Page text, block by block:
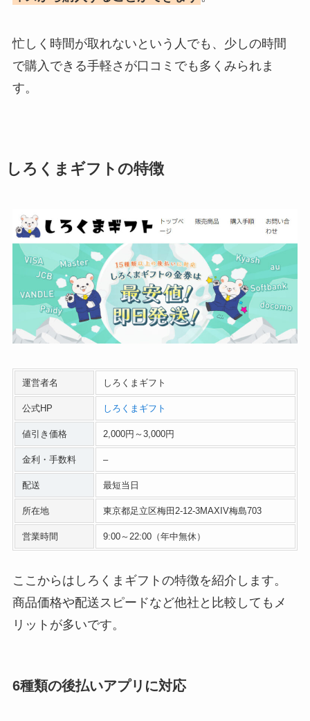
忙しく時間が取れないという人でも、少しの時間
で購入できる手軽さが口コミでも多くみられま
す。
しろくまギフトの特徴
運営者名 しろくまギフト
公式HP しろくまギフト
値引き価格 2,000円～3,000円
金利・手数料 –
配送 最短当日
所在地 東京都足立区梅田2-12-3MAXIV梅島703
営業時間 9:00～22:00（年中無休）
ここからはしろくまギフトの特徴を紹介します。
商品価格や配送スピードなど他社と比較してもメ
リットが多いです。
6種類の後払いアプリに対応